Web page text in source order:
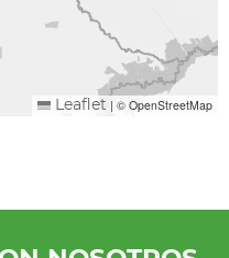
Leaflet | © OpenStreetMap